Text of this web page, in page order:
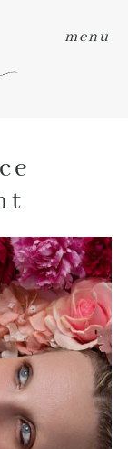
menu
EN SOI :
MÉRITE